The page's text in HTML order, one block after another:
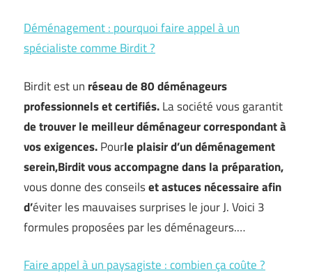
Déménagement : pourquoi faire appel à un
spécialiste comme Birdit ?
Birdit est un réseau de 80 déménageurs
professionnels et certifiés.La société vous garantit
de trouver le meilleur déménageur correspondant à
vos exigences.Pourle plaisir d’un déménagement
serein,Birdit vous accompagne dans la préparation,
vous donne des conseilset astuces nécessaire afin
d’éviter les mauvaises surprises le jour J. Voici 3
formules proposées par les déménageurs.…
Faire appel à un paysagiste : combien ça coûte ?